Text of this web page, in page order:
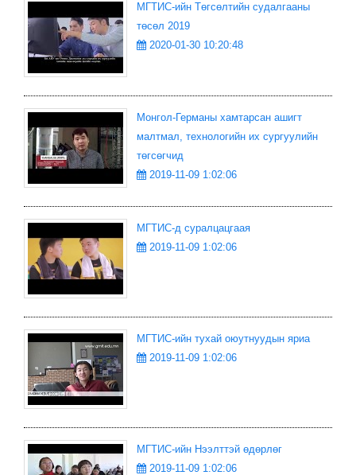
МГТИС-ийн Төгсөлтийн судалгааны
төсөл 2019
2020-01-30 10:20:48
Монгол-Германы хамтарсан ашигт
малтмал, технологийн их сургуулийн
төгсөгчид
2019-11-09 1:02:06
МГТИС-д суралцацгаая
2019-11-09 1:02:06
МГТИС-ийн тухай оюутнуудын яриа
2019-11-09 1:02:06
МГТИС-ийн Нээлттэй өдөрлөг
2019-11-09 1:02:06